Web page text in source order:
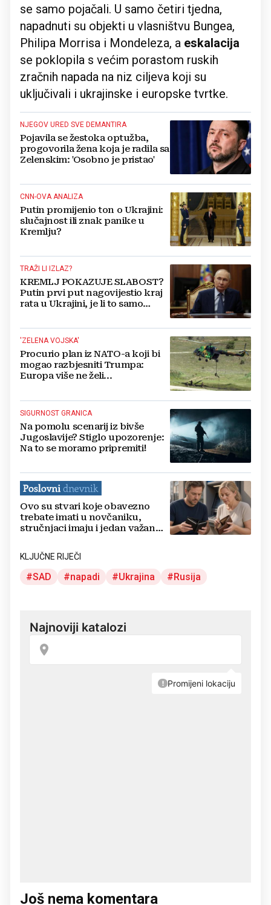
se samo pojačali. U samo četiri tjedna,
napadnuti su objekti u vlasništvu Bungea,
Philipa Morrisa i Mondeleza, a eskalacija
se poklopila s većim porastom ruskih
zračnih napada na niz ciljeva koji su
uključivali i ukrajinske i europske tvrtke.
NJEGOV URED SVE DEMANTIRA
Pojavila se žestoka optužba,
progovorila žena koja je radila sa
Zelenskim: 'Osobno je pristao'
CNN-OVA ANALIZA
Putin promijenio ton o Ukrajini:
slučajnost ili znak panike u
Kremlju?
TRAŽI LI IZLAZ?
KREMLJ POKAZUJE SLABOST?
Putin prvi put nagovijestio kraj
rata u Ukrajini, je li to samo
'ZELENA VOJSKA'
Procurio plan iz NATO-a koji bi
mogao razbjesniti Trumpa:
Europa više ne želi...
SIGURNOST GRANICA
Na pomolu scenarij iz bivše
Jugoslavije? Stiglo upozorenje:
Na to se moramo pripremiti!
Ovo su stvari koje obavezno
trebate imati u novčaniku,
stručnjaci imaju i jedan važan
KLJUČNE RIJEČI
SAD napadi Ukrajina Rusija
Još nema komentara